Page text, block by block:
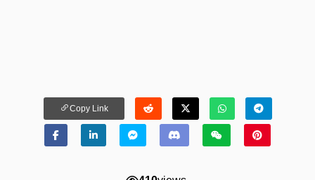
Copy Link